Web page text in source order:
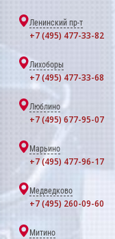
Ленинский пр-т
+7 (495) 477-33-82
Лихоборы
+7 (495) 477-33-68
Люблино
+7 (495) 677-95-07
Марьино
+7 (495) 477-96-17
Медведково
+7 (495) 260-09-60
Митино